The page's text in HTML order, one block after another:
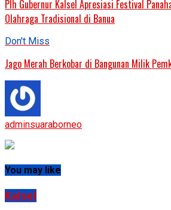
Plh Gubernur Kalsel Apresiasi Festival
Olahraga Tradisional di Banua
Don't Miss
Jago Merah Berkobar di Bangunan Milik
adminsuaraborneo
You may like
Kalsel